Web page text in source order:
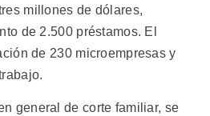
millones de dólares,
de 2.500 préstamos. El
de 230 microempresas y
general de corte familiar, se